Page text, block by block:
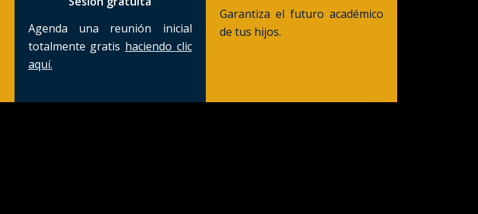
Agenda una reunión inicial
totalmente gratis haciendo clic
aquí.
Garantiza el futuro académico
de tus hijos.